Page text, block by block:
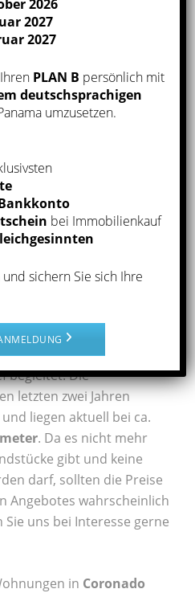
Viejo
Link) nehmen aufgrund
der Qualität und der
kein vergleichbares
2 kommt die
voran und der Verkauf der
schneller, als man
sich um
haben verschiedene
in verschiedenen
begleitet. Die
letzten zwei Jahren
liegen aktuell bei ca.
. Da es nicht mehr
gibt und keine
darf, sollten die Preise
Angebotes wahrscheinlich
uns bei Interesse gerne
in Coronado
2026
2027
2027
PLAN B persönlich mit
deutschsprachigen
umzusetzen.
bei Immobilienkauf
sichern Sie sich Ihre